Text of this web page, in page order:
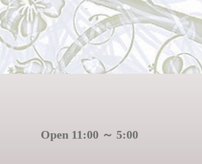
Open 11:00 ～ 5:00